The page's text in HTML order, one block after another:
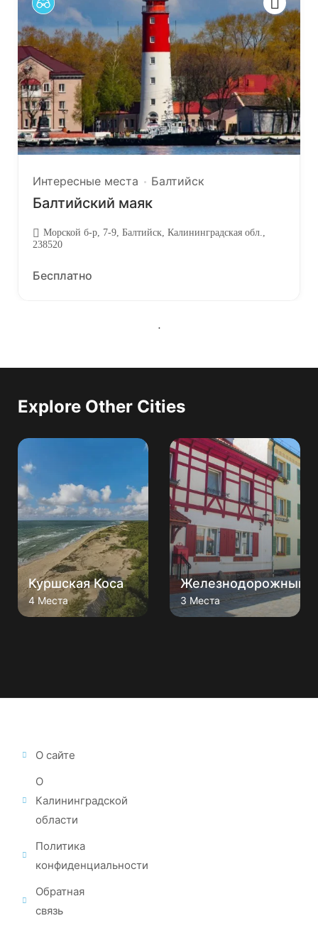
Интересные места Балтийск
Балтийский маяк
Морской б-р, 7-9, Балтийск, Калининградская обл.,
238520
Бесплатно
Explore Other Cities
Железнодорожный
3 Места
Черняховск
2 Места
О сайте
О
Калининградской
области
Политика
конфиденциальности
Обратная
связь